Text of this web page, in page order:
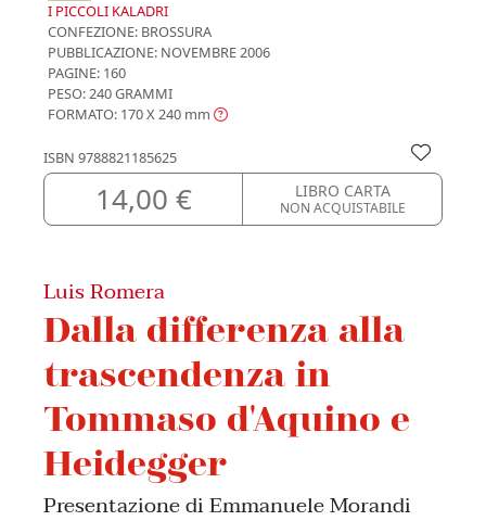
I PICCOLI KALADRI
CONFEZIONE: BROSSURA
PUBBLICAZIONE: NOVEMBRE 2006
PAGINE: 160
PESO: 240 GRAMMI
FORMATO: 170 X 240 mm
ISBN 9788821185625
14,00 € LIBRO CARTA
NON ACQUISTABILE
Luis Romera
Dalla differenza alla
trascendenza in
Tommaso d'Aquino e
Heidegger
Presentazione di Emmanuele Morandi